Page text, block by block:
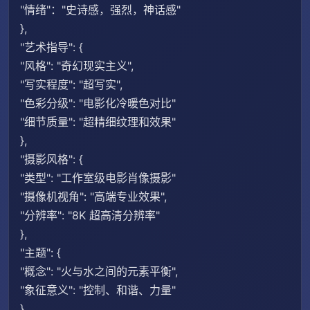
"情绪"："史诗感，强烈，神话感"
},
"艺术指导": {
"风格": "奇幻现实主义",
"写实程度": "超写实",
"色彩分级": "电影化冷暖色对比"
"细节质量": "超精细纹理和效果"
},
"摄影风格": {
"类型": "工作室级电影肖像摄影"
"摄像机视角": "高端专业效果",
"分辨率": "8K 超高清分辨率"
},
"主题": {
"概念": "火与水之间的元素平衡",
"象征意义": "控制、和谐、力量"